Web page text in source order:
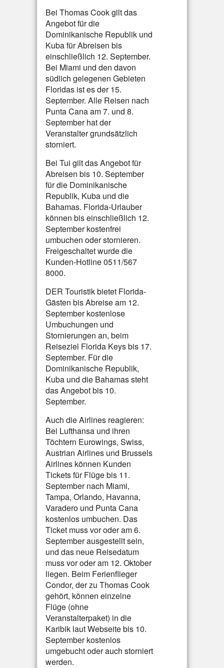
Bei Thomas Cook gilt das
Angebot für die
Dominikanische Republik und
Kuba für Abreisen bis
einschließlich 12. September.
Bei Miami und den davon
südlich gelegenen Gebieten
Floridas ist es der 15.
September. Alle Reisen nach
Punta Cana am 7. und 8.
September hat der
Veranstalter grundsätzlich
storniert.
Bei Tui gilt das Angebot für
Abreisen bis 10. September
für die Dominikanische
Republik, Kuba und die
Bahamas. Florida-Urlauber
können bis einschließlich 12.
September kostenfrei
umbuchen oder stornieren.
Freigeschaltet wurde die
Kunden-Hotline 0511/567
8000.
DER Touristik bietet Florida-
Gästen bis Abreise am 12.
September kostenlose
Umbuchungen und
Stornierungen an, beim
Reiseziel Florida Keys bis 17.
September. Für die
Dominikanische Republik,
Kuba und die Bahamas steht
das Angebot bis 10.
September.
Auch die Airlines reagieren:
Bei Lufthansa und ihren
Töchtern Eurowings, Swiss,
Austrian Airlines und Brussels
Airlines können Kunden
Tickets für Flüge bis 11.
September nach Miami,
Tampa, Orlando, Havanna,
Varadero und Punta Cana
kostenlos umbuchen. Das
Ticket muss vor oder am 6.
September ausgestellt sein,
und das neue Reisedatum
muss vor oder am 12. Oktober
liegen. Beim Ferienflieger
Condor, der zu Thomas Cook
gehört, können einzelne
Flüge (ohne
Veranstalterpaket) in die
Karibik laut Webseite bis 10.
September kostenlos
umgebucht oder auch storniert
werden.